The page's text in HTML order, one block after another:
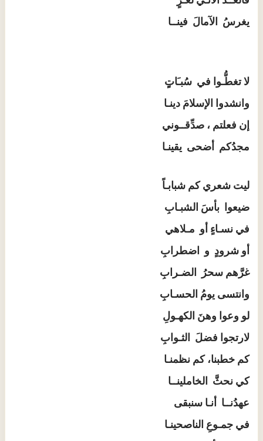
يغرسُ الآمالَ فينــا
لا تغطُّـوا في سُبـَاتٍِ
وانشدوا الإسلامَ دينـا
إن فعلتم ، صدِّقــوني
مجدُكم أضحى يقينـا
ليت شعري كم شبابـاً
ضيعوا بأسَ الشبـابِ
في نسـاءٍ أو مـلاهي
أو شرودٍ و اضطرابِ
غرَّهم سحرُ الضـرابِ
وانتسى يومُ الحسـابِ
لو وعوا وهنَ الكهـولِ
لارتجوا فضلَ الثـوابِ
كم خطبنا، كم نظمنـا
كي نحثَّ الخاملينــا
عهدُنــا أنـا سنبقى
في جمـوعِ الناصحينـا